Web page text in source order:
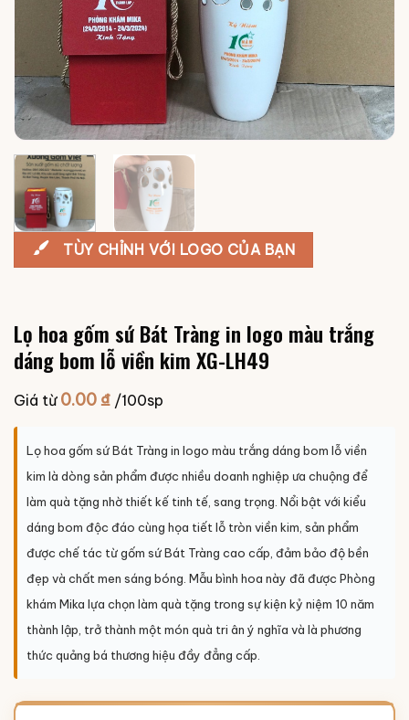
TÙY CHỈNH VỚI LOGO CỦA BẠN
Lọ hoa gốm sứ Bát Tràng in logo màu trắng
dáng bom lỗ viền kim XG-LH49
Giá từ 0.00₫ /100sp
Lọ hoa gốm sứ Bát Tràng in logo màu trắng dáng bom lỗ viền
kim là dòng sản phẩm được nhiều doanh nghiệp ưa chuộng để
làm quà tặng nhờ thiết kế tinh tế, sang trọng. Nổi bật với kiểu
dáng bom độc đáo cùng họa tiết lỗ tròn viền kim, sản phẩm
được chế tác từ gốm sứ Bát Tràng cao cấp, đảm bảo độ bền
đẹp và chất men sáng bóng. Mẫu bình hoa này đã được Phòng
khám Mika lựa chọn làm quà tặng trong sự kiện kỷ niệm 10 năm
thành lập, trở thành một món quà tri ân ý nghĩa và là phương
thức quảng bá thương hiệu đầy đẳng cấp.